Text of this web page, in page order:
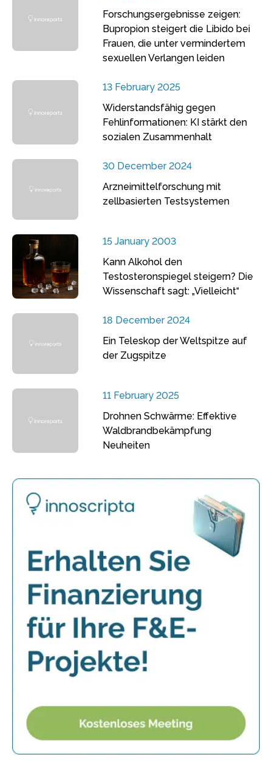
Forschungsergebnisse zeigen:
Bupropion steigert die Libido bei
Frauen, die unter vermindertem
sexuellen Verlangen leiden
13 February 2025
Widerstandsfähig gegen
Fehlinformationen: KI stärkt den
sozialen Zusammenhalt
30 December 2024
Arzneimittelforschung mit
zellbasierten Testsystemen
15 January 2003
Kann Alkohol den
Testosteronspiegel steigern? Die
Wissenschaft sagt: „Vielleicht“
18 December 2024
Ein Teleskop der Weltspitze auf
der Zugspitze
11 February 2025
Drohnen Schwärme: Effektive
Waldbrandbekämpfung
Neuheiten